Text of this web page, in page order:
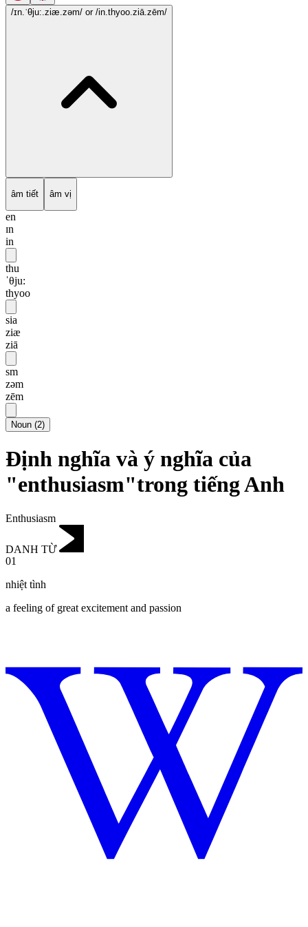
/ɪn.ˈθju:.ziæ.zəm/ or /in.thyoo.ziā.zēm/
âm tiết âm vị
en
ɪn
in
thu
ˈθju:
thyoo
sia
ziæ
ziā
sm
zəm
zēm
Noun (2)
Định nghĩa và ý nghĩa của
"enthusiasm"trong tiếng Anh
Enthusiasm
DANH TỪ
01
nhiệt tình
a feeling of great excitement and passion